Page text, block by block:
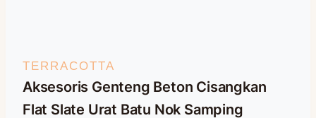
TERRACOTTA
Aksesoris Genteng Beton Cisangkan
Flat Slate Urat Batu Nok Samping